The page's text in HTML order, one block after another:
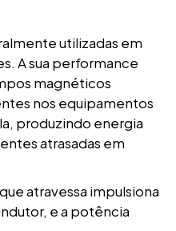
utilizadas em
A sua performance
magnéticos
nos equipamentos
produzindo energia
atrasadas em
atravessa impulsiona
e a potência